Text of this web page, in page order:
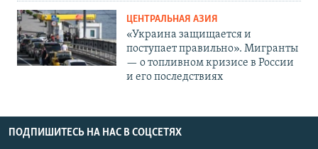
ЦЕНТРАЛЬНАЯ АЗИЯ
«Украина защищается и
поступает правильно». Мигранты
— о топливном кризисе в России
и его последствиях
ПОДПИШИТЕСЬ НА НАС В СОЦСЕТЯХ